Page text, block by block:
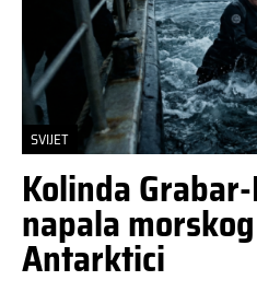
SVIJET
Kolinda
napala
Antarktici